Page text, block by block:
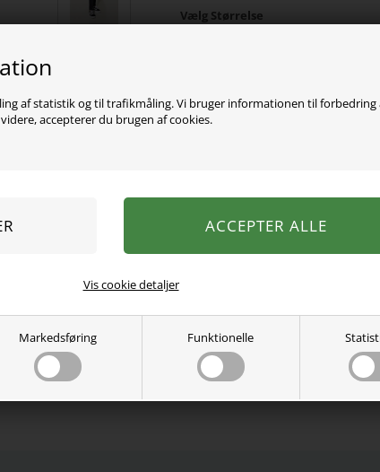
af statistik og til trafikmåling. Vi bruger informationen til forbedring
accepterer du brugen af cookies.
Markedsføring Funktionelle
Vis cookie detaljer
Vælg Størrelse
Super fede skinny jeans fra
lommer og bæltestropper. Lavet
53% viskose, 29% bomuld, 17%